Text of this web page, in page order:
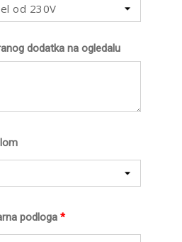
od 230V
dodatka na ogledalu
*
podloga